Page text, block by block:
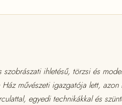
ihletésű, törzsi és
művészeti igazgatója lett,
egyedi technikákkal és